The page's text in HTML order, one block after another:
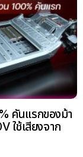
คันแรกของม้า
ใช้เสียงจาก